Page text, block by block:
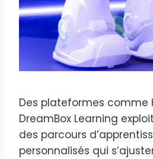
Des plateformes comme
DreamBox Learning
des parcours
personnalisés qui